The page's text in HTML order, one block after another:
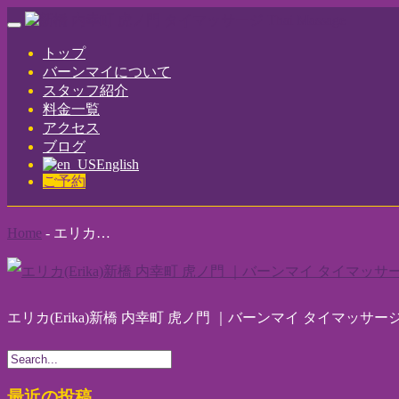
Toggle
navigation
トップ
バーンマイについて
スタッフ紹介
料金一覧
アクセス
ブログ
English
ご予約
Home - エリカ…
エリカ(Erika)新橋 内幸町 虎ノ門 ｜バーンマイ タイマッサー